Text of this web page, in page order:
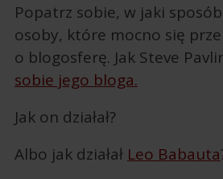
Popatrz sobie, w jaki sposób
osoby, które mocno się
o blogosferę. Jak Steve
sobie jego bloga.
Jak on działał?
Albo jak działał Leo Babauta